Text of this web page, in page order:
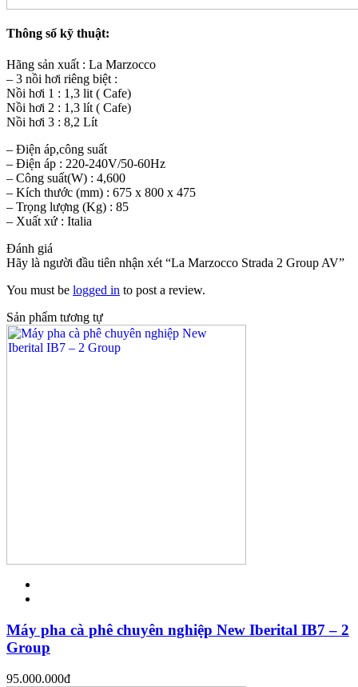
Thông số kỹ thuật:
Hãng sản xuất : La Marzocco
– 3 nồi hơi riêng biệt :
Nồi hơi 1 : 1,3 lit ( Cafe)
Nồi hơi 2 : 1,3 lít ( Cafe)
Nồi hơi 3 : 8,2 Lít
– Điện áp,công suất
– Điện áp : 220-240V/50-60Hz
– Công suất(W) : 4,600
– Kích thước (mm) : 675 x 800 x 475
– Trọng lượng (Kg) : 85
– Xuất xứ : Italia
Đánh giá
Hãy là người đầu tiên nhận xét “La Marzocco Strada 2 Group AV”
You must be logged in to post a review.
Sản phẩm tương tự
Máy pha cà phê chuyên nghiệp New Iberital IB7 – 2
Group
95.000.000đ